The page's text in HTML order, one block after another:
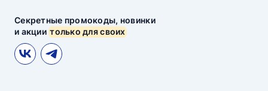
Секретные промокоды, новинки
и акциитолько для своих